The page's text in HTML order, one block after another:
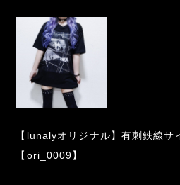
【lunalyオリジナル】有刺鉄線サ
【ori_0009】